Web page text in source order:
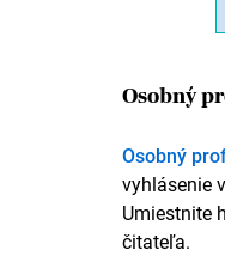
Osobný
Osobný
vyhlásenie
Umiestnite
čitateľa.